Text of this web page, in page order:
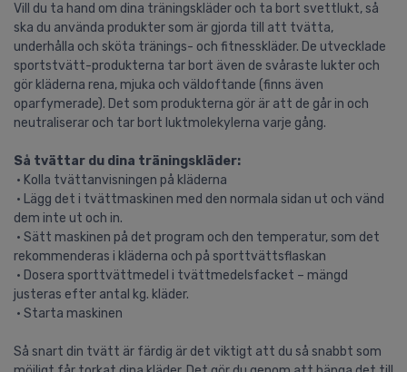
Vill du ta hand om dina träningskläder och ta bort svettlukt, så
ska du använda produkter som är gjorda till att tvätta,
underhålla och sköta tränings- och fitnesskläder. De utvecklade
sportstvätt-produkterna tar bort även de svåraste lukter och
gör kläderna rena, mjuka och väldoftande (finns även
oparfymerade). Det som produkterna gör är att de går in och
neutraliserar och tar bort luktmolekylerna varje gång.
Så tvättar du dina träningskläder:
• Kolla tvättanvisningen på kläderna
• Lägg det i tvättmaskinen med den normala sidan ut och vänd
dem inte ut och in.
• Sätt maskinen på det program och den temperatur, som det
rekommenderas i kläderna och på sporttvättsflaskan
• Dosera sporttvättmedel i tvättmedelsfacket – mängd
justeras efter antal kg. kläder.
• Starta maskinen
Så snart din tvätt är färdig är det viktigt att du så snabbt som